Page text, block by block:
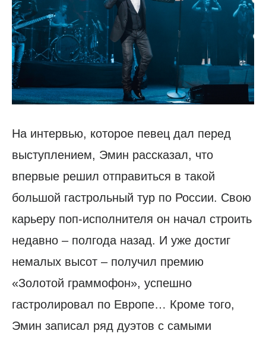
На интервью, которое певец дал перед
выступлением, Эмин рассказал, что
впервые решил отправиться в такой
большой гастрольный тур по России. Свою
карьеру поп-исполнителя он начал строить
недавно – полгода назад. И уже достиг
немалых высот – получил премию
«Золотой граммофон», успешно
гастролировал по Европе… Кроме того,
Эмин записал ряд дуэтов с самыми